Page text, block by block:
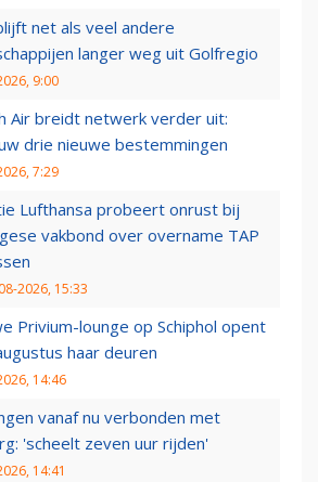
net als veel andere
langer weg uit Golfregio
9:00
Air breidt netwerk verder uit:
drie nieuwe bestemmingen
7:29
Lufthansa probeert onrust bij
vakbond over overname TAP
2026, 15:33
Privium-lounge op Schiphol opent
haar deuren
14:46
vanaf nu verbonden met
'scheelt zeven uur rijden'
14:41